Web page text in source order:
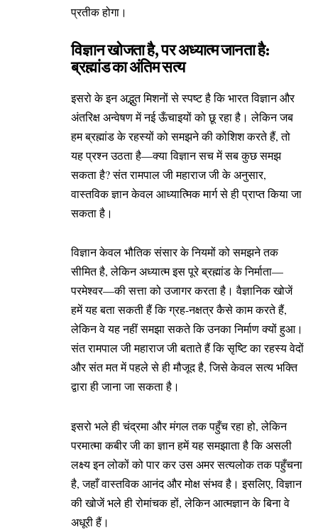
प्रतीक होगा।
विज्ञान खोजता है, पर अध्यात्म जानता है:
ब्रह्मांड का अंतिम सत्य
इसरो के इन अद्भुत मिशनों से स्पष्ट है कि भारत विज्ञान और
अंतरिक्ष अन्वेषण में नई ऊँचाइयों को छू रहा है। लेकिन जब
हम ब्रह्मांड के रहस्यों को समझने की कोशिश करते हैं, तो
यह प्रश्न उठता है—क्या विज्ञान सच में सब कुछ समझ
सकता है? संत रामपाल जी महाराज जी के अनुसार,
वास्तविक ज्ञान केवल आध्यात्मिक मार्ग से ही प्राप्त किया जा
सकता है।
विज्ञान केवल भौतिक संसार के नियमों को समझने तक
सीमित है, लेकिन अध्यात्म इस पूरे ब्रह्मांड के निर्माता—
परमेश्वर—की सत्ता को उजागर करता है। वैज्ञानिक खोजें
हमें यह बता सकती हैं कि ग्रह-नक्षत्र कैसे काम करते हैं,
लेकिन वे यह नहीं समझा सकते कि उनका निर्माण क्यों हुआ।
संत रामपाल जी महाराज जी बताते हैं कि सृष्टि का रहस्य वेदों
और संत मत में पहले से ही मौजूद है, जिसे केवल सत्य भक्ति
द्वारा ही जाना जा सकता है।
इसरो भले ही चंद्रमा और मंगल तक पहुँच रहा हो, लेकिन
परमात्मा कबीर जी का ज्ञान हमें यह समझाता है कि असली
लक्ष्य इन लोकों को पार कर उस अमर सत्यलोक तक पहुँचना
है, जहाँ वास्तविक आनंद और मोक्ष संभव है। इसलिए, विज्ञान
की खोजें भले ही रोमांचक हों, लेकिन आत्मज्ञान के बिना वे
अधूरी हैं।